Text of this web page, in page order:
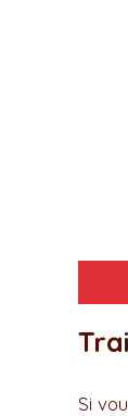
Si